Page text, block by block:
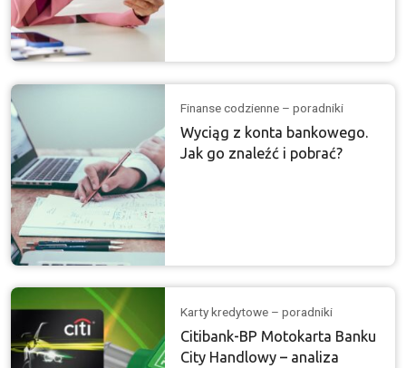
Finanse codzienne – poradniki
Wyciąg z konta bankowego.
Jak go znaleźć i pobrać?
Karty kredytowe – poradniki
Citibank-BP Motokarta Banku
City Handlowy – analiza